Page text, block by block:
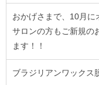
おかげさまで、10月
サロンの方もご新規の
ます！！
ブラジリアンワックス